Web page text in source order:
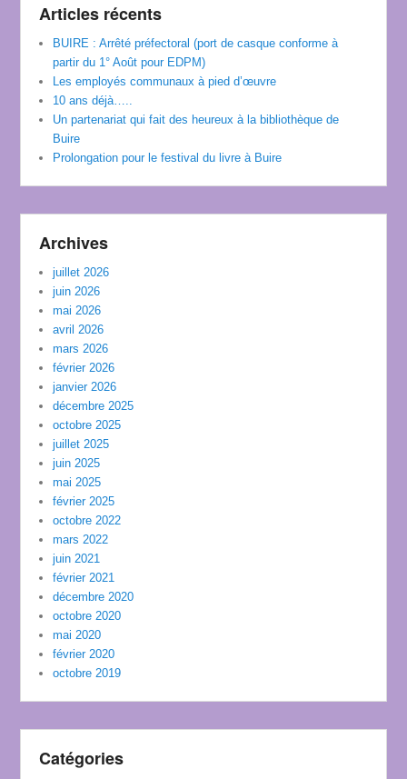
Articles récents
BUIRE : Arrêté préfectoral (port de casque conforme à
partir du 1° Août pour EDPM)
Les employés communaux à pied d’œuvre
10 ans déjà…..
Un partenariat qui fait des heureux à la bibliothèque de
Buire
Prolongation pour le festival du livre à Buire
Archives
juillet 2026
juin 2026
mai 2026
avril 2026
mars 2026
février 2026
janvier 2026
décembre 2025
octobre 2025
juillet 2025
juin 2025
mai 2025
février 2025
octobre 2022
mars 2022
juin 2021
février 2021
décembre 2020
octobre 2020
mai 2020
février 2020
octobre 2019
Catégories